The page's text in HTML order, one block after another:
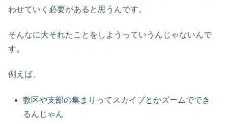
わせていく必要があると思うんです。
そんなに大それたことをしようっていうんじゃないんで
す。
例えば、
教区や支部の集まりってスカイプとかズームででき
るんじゃん